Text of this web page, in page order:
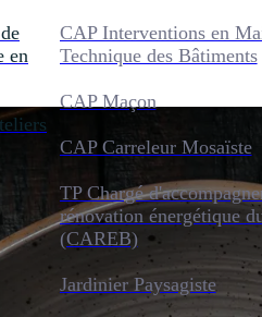
en
CAP Interventions en
Technique des Bâtiments
CAP Maçon
CAP Carreleur Mosaïste
TP Chargé
rénovation énergétique
(CAREB)
Jardinier Paysagiste